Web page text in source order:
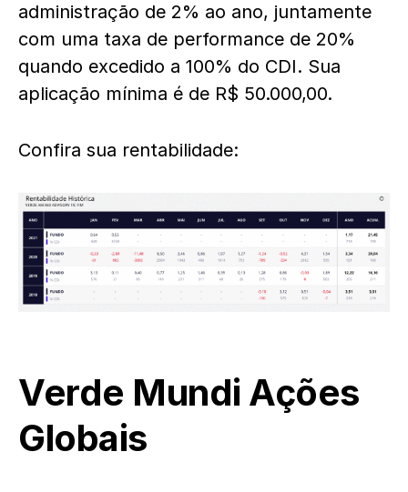
administração de 2% ao ano, juntamente
com uma taxa de performance de 20%
quando excedido a 100% do CDI. Sua
aplicação mínima é de R$ 50.000,00.
Confira sua rentabilidade:
Verde Mundi Ações
Globais